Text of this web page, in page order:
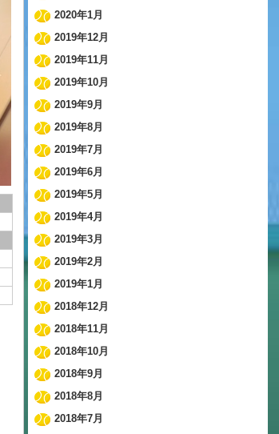
2020年1月
2019年12月
2019年11月
2019年10月
2019年9月
2019年8月
2019年7月
2019年6月
2019年5月
2019年4月
2019年3月
2019年2月
2019年1月
2018年12月
2018年11月
2018年10月
2018年9月
2018年8月
2018年7月